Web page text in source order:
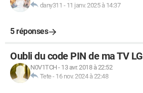
dany311 - 11 janv. 2025 à 14:37
5 réponses
Oubli du code PIN de ma TV LG
N0V1TCH - 13 avr. 2018 à 22:52
Tete- 16 nov. 2024 à 22:48